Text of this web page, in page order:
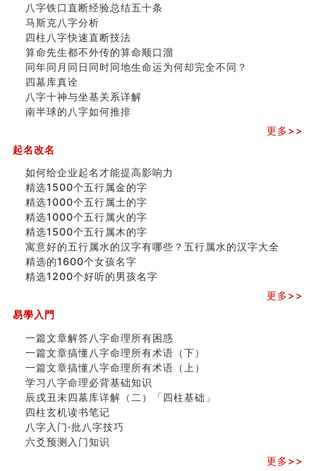
飞灵山传说故事
命理解说：想请问什么时候能够遇到姻缘结婚？
商舖選址的風水講究 (下)
吉凶神跳上大运时的断法【四柱技巧】
家居常見風水形煞及化解方法 (一)
刘燮鈞讲人相 手纹与命运(一)
玄空本义 (二)
大門風水五大禁忌！大門風水擺設？門中門風水解方？
寓意好的五行属水的汉字有哪些？五行属水的汉字大全
玄空本义 (一)
八字铁口直断经验总结五十条
马斯克八字分析
四柱八字快速直断技法
算命先生都不外传的算命顺口溜
同年同月同日同时同地生命运为何却完全不同？
四墓库真诠
八字十神与坐基关系详解
南半球的八字如何推排
更多>>
起名改名
如何给企业起名才能提高影响力
精选1500个五行属金的字
精选1000个五行属土的字
精选1000个五行属火的字
精选1500个五行属木的字
寓意好的五行属水的汉字有哪些？五行属水的汉字大全
精选的1600个女孩名字
精选1200个好听的男孩名字
更多>>
易學入門
一篇文章解答八字命理所有困惑
一篇文章搞懂八字命理所有术语（下）
一篇文章搞懂八字命理所有术语（上）
学习八字命理必背基础知识
辰戌丑未四墓库详解（二）「四柱基础」
四柱玄机读书笔记
八字入门·批八字技巧
六爻预测入门知识
更多>>